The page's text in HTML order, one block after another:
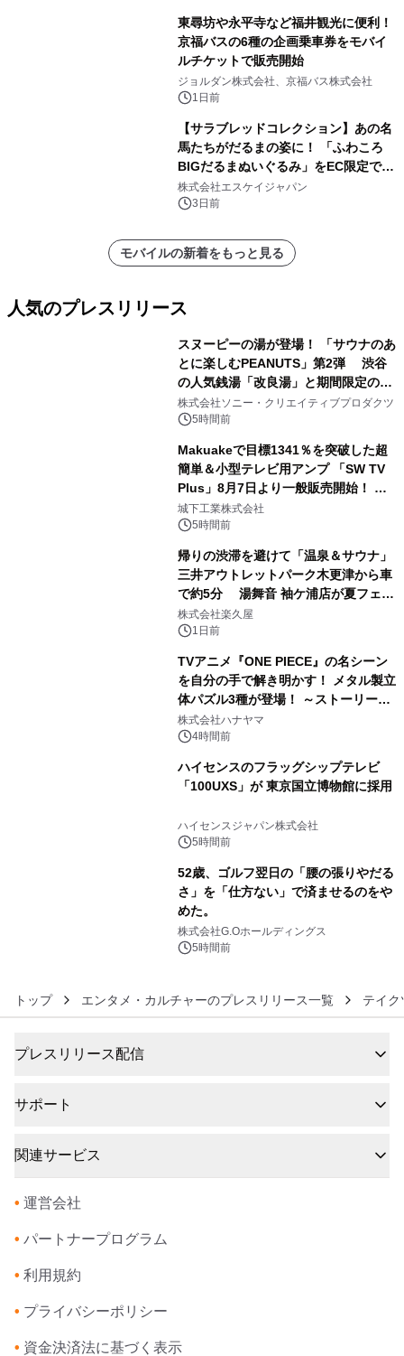
東尋坊や永平寺など福井観光に便利！
京福バスの6種の企画乗車券をモバイ
ルチケットで販売開始
ジョルダン株式会社、京福バス株式会社
1日前
【サラブレッドコレクション】あの名
馬たちがだるまの姿に！ 「ふわころ
BIGだるまぬいぐるみ」をEC限定で受
注販売開始
株式会社エスケイジャパン
3日前
モバイルの新着をもっと見る
人気のプレスリリース
スヌーピーの湯が登場！ 「サウナのあ
とに楽しむPEANUTS」第2弾 渋谷
の人気銭湯「改良湯」と期間限定のコ
ラボレーション サウナイキタイコラ
ボグッズも発売決定！
株式会社ソニー・クリエイティブプロダクツ
5時間前
Makuakeで目標1341％を突破した超
簡単＆小型テレビ用アンプ 「SW TV
Plus」8月7日より一般販売開始！ ケ
ーブル1本つなぐだけ、テレビの音が
ぐっと豊かに
城下工業株式会社
5時間前
帰りの渋滞を避けて「温泉＆サウナ」
三井アウトレットパーク木更津から車
で約5分 湯舞音 袖ケ浦店が夏フェア
メニューを提供
株式会社楽久屋
1日前
TVアニメ『ONE PIECE』の名シーン
を自分の手で解き明かす！ メタル製立
体パズル3種が登場！ ～ストーリーと
ギミックが融合した 大人の体験型パズ
ルが8月7日(金)12時より先行予約受付
株式会社ハナヤマ
4時間前
ハイセンスのフラッグシップテレビ
「100UXS」が 東京国立博物館に採用
ハイセンスジャパン株式会社
5時間前
52歳、ゴルフ翌日の「腰の張りやだる
さ」を「仕方ない」で済ませるのをや
めた。
株式会社G.Oホールディングス
5時間前
トップ エンタメ・カルチャーのプレスリリース一覧 テイ
プレスリリース配信
サポート
関連サービス
• 運営会社
• パートナープログラム
• 利用規約
• プライバシーポリシー
• 資金決済法に基づく表示